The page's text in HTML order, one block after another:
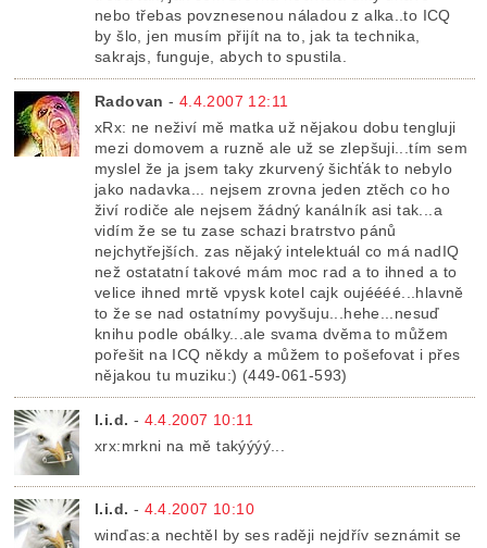
nebo třebas povznesenou náladou z alka..to ICQ
by šlo, jen musím přijít na to, jak ta technika,
sakrajs, funguje, abych to spustila.
Radovan - 4.4.2007 12:11
xRx: ne neživí mě matka už nějakou dobu tengluji
mezi domovem a ruzně ale už se zlepšuji...tím sem
myslel že ja jsem taky zkurvený šichťák to nebylo
jako nadavka... nejsem zrovna jeden ztěch co ho
živí rodiče ale nejsem žádný kanálník asi tak...a
vidím že se tu zase schazi bratrstvo pánů
nejchytřejších. zas nějaký intelektuál co má nadIQ
než ostatatní takové mám moc rad a to ihned a to
velice ihned mrtě vpysk kotel cajk oujéééé...hlavně
to že se nad ostatnímy povyšuju...hehe...nesuď
knihu podle obálky...ale svama dvěma to můžem
pořešit na ICQ někdy a můžem to pošefovat i přes
nějakou tu muziku:) (449-061-593)
l.i.d. - 4.4.2007 10:11
xrx:mrkni na mě takýýýý...
l.i.d. - 4.4.2007 10:10
winďas:a nechtěl by ses raději nejdřív seznámit se